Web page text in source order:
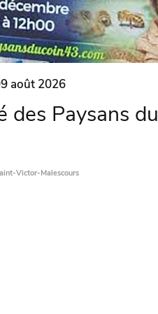
août 2026
des Paysans du
Victor-Malescours